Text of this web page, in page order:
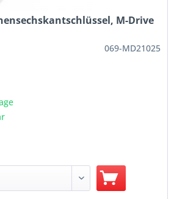
M-Drive
069-MD21025